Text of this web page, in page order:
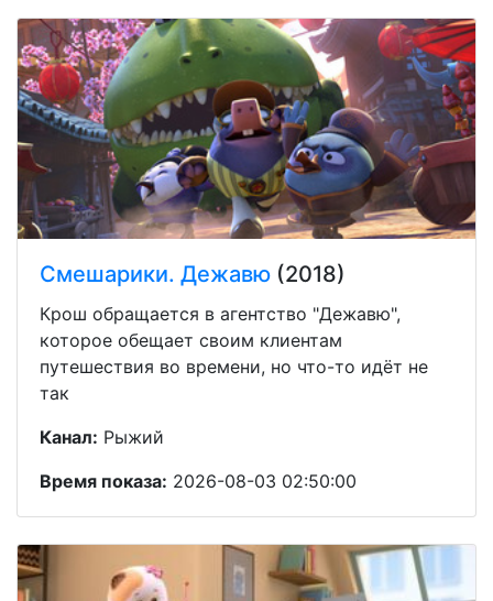
Смешарики. Дежавю (2018)
Крош обращается в агентство "Дежавю",
которое обещает своим клиентам
путешествия во времени, но что-то идёт не
так
Канал: Рыжий
Время показа: 2026-08-03 02:50:00